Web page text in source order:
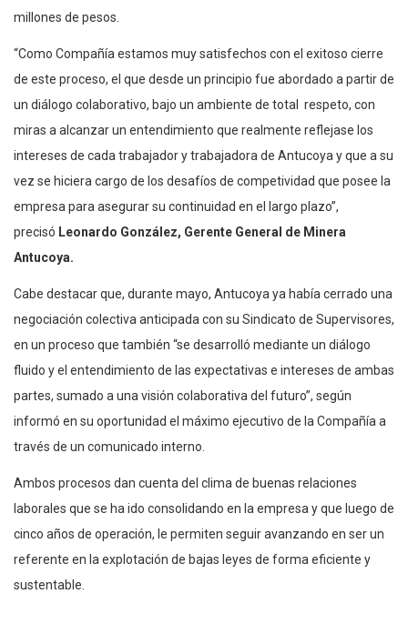
millones de pesos.
“Como Compañía estamos muy satisfechos con el exitoso cierre
de este proceso, el que desde un principio fue abordado a partir de
un diálogo colaborativo, bajo un ambiente de total respeto, con
miras a alcanzar un entendimiento que realmente reflejase los
intereses de cada trabajador y trabajadora de Antucoya y que a su
vez se hiciera cargo de los desafíos de competividad que posee la
empresa para asegurar su continuidad en el largo plazo”,
precisó Leonardo González, Gerente General de Minera
Antucoya.
Cabe destacar que, durante mayo, Antucoya ya había cerrado una
negociación colectiva anticipada con su Sindicato de Supervisores,
en un proceso que también “se desarrolló mediante un diálogo
fluido y el entendimiento de las expectativas e intereses de ambas
partes, sumado a una visión colaborativa del futuro”, según
informó en su oportunidad el máximo ejecutivo de la Compañía a
través de un comunicado interno.
Ambos procesos dan cuenta del clima de buenas relaciones
laborales que se ha ido consolidando en la empresa y que luego de
cinco años de operación, le permiten seguir avanzando en ser un
referente en la explotación de bajas leyes de forma eficiente y
sustentable.